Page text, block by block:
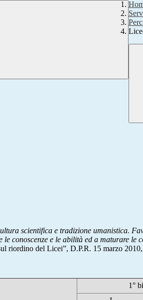
scientifica e tradizione umanistica.
conoscenze e le abilità ed a maturare
riordino del Licei”, D.P.R. 15 marzo
1°